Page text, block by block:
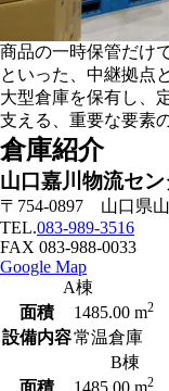
商品の一時保管だけ
といった、中継拠点
大型倉庫を保有し、
支える、重要な要素
倉庫紹介
山口嘉川物流セン
〒754-0897 山口県
TEL.083-989-3516
FAX 083-988-0033
Google Map
A棟
面積
1485.00 m2
設備内容常温倉庫
B棟
面積
1485.00 m2